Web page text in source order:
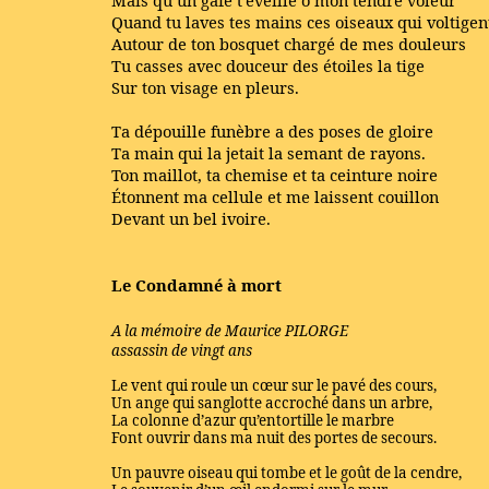
Quand tu laves tes mains ces oiseaux qui
Autour de ton bosquet chargé de mes douleurs
Tu casses avec douceur des étoiles la tige
Sur ton visage en pleurs.
Ta dépouille funèbre a des poses de gloire
Ta main qui la jetait la semant de rayons.
Ton maillot, ta chemise et ta ceinture noire
Étonnent ma cellule et me laissent couillon
Devant un bel ivoire.
Le Condamné à mort
A la mémoire de Maurice PILORGE
assassin de vingt ans
Le vent qui roule un cœur sur le pavé des cours,
Un ange qui sanglotte accroché dans un arbre,
La colonne d’azur qu’entortille le marbre
Font ouvrir dans ma nuit des portes de secours.
Un pauvre oiseau qui tombe et le goût de la cendre,